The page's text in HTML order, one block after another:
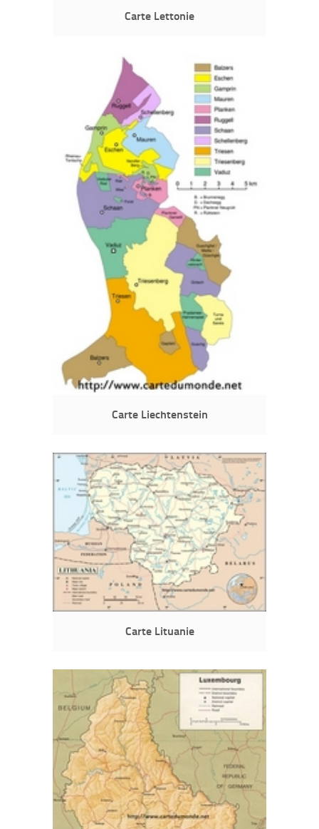
Carte Lettonie
Carte Liechtenstein
Carte Lituanie